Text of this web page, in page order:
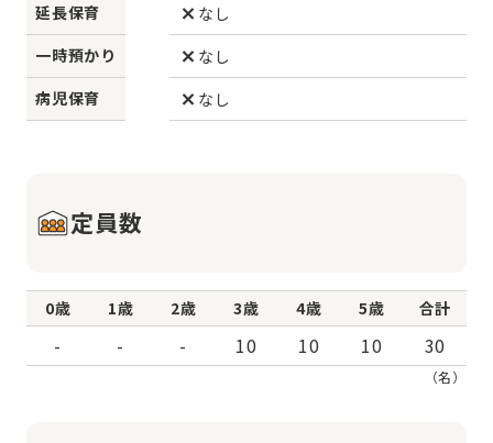
延長保育
なし
一時預かり
なし
病児保育
なし
定員数
0歳 1歳 2歳 3歳 4歳 5歳 合計
- - - 10 10 10 30
（名）